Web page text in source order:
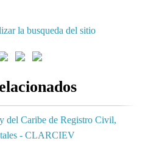
la busqueda del sitio
del Caribe de Registro Civil,
- CLARCIEV